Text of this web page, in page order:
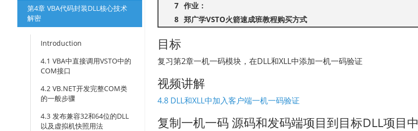
第4章 VBA代码封装DLL核心技术
解密
Introduction
4.1 VBA中直接调用VSTO中的
COM接口
4.2 VB.NET开发完整COM类
的一般步骤
4.3 发布兼容32和64位的DLL
以及虚拟机快照用法
作业：
郑广学VSTO火箭速成班教程购买方式
目标
复习第2章一机一码模块，在DLL和XLL中添加一机一码验证
视频讲解
4.8 DLL和XLL中加入客户端一机一码验证
复制一机一码 源码和发码端项目到目标DLL项目中